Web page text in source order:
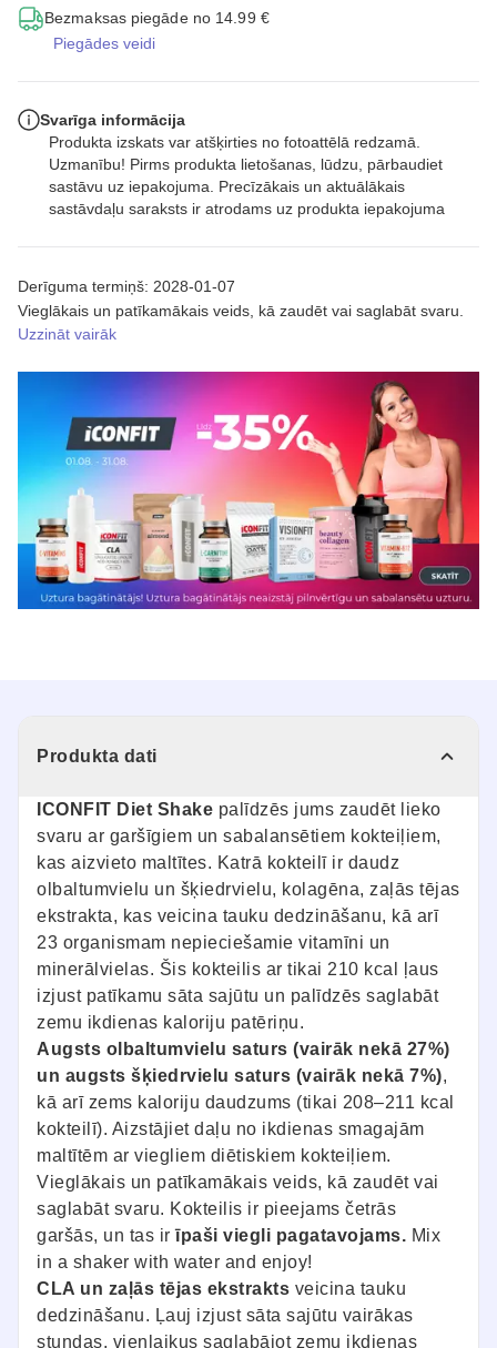
Bezmaksas piegāde no 14.99 €
Piegādes veidi
Derīguma termiņš: 2028-01-07
Vieglākais un patīkamākais veids, kā zaudēt vai saglabāt svaru.
Uzzināt vairāk
Svarīga informācija
Produkta izskats var atšķirties no fotoattēlā redzamā.
Uzmanību! Pirms produkta lietošanas, lūdzu, pārbaudiet
sastāvu uz iepakojuma. Precīzākais un aktuālākais
sastāvdaļu saraksts ir atrodams uz produkta iepakojuma
Produkta dati
ICONFIT Diet Shake palīdzēs jums zaudēt lieko
svaru ar garšīgiem un sabalansētiem kokteiļiem,
kas aizvieto maltītes. Katrā kokteilī ir daudz
olbaltumvielu un šķiedrvielu, kolagēna, zaļās tējas
ekstrakta, kas veicina tauku dedzināšanu, kā arī
23 organismam nepieciešamie vitamīni un
minerālvielas. Šis kokteilis ar tikai 210 kcal ļaus
izjust patīkamu sāta sajūtu un palīdzēs saglabāt
zemu ikdienas kaloriju patēriņu.
Augsts olbaltumvielu saturs (vairāk nekā 27%)
un augsts šķiedrvielu saturs (vairāk nekā 7%),
kā arī zems kaloriju daudzums (tikai 208–211 kcal
kokteilī). Aizstājiet daļu no ikdienas smagajām
maltītēm ar viegliem diētiskiem kokteiļiem.
Vieglākais un patīkamākais veids, kā zaudēt vai
saglabāt svaru. Kokteilis ir pieejams četrās
garšās, un tas irīpaši viegli pagatavojams. Mix
in a shaker with water and enjoy!
CLA un zaļās tējas ekstrakts veicina tauku
dedzināšanu. Ļauj izjust sāta sajūtu vairākas
stundas, vienlaikus saglabājot zemu ikdienas